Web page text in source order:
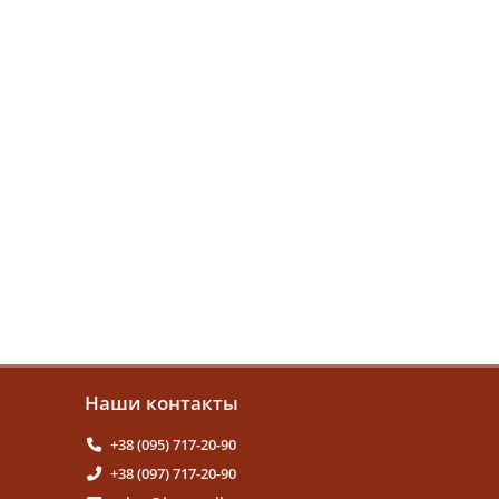
Наши контакты
+38 (095) 717-20-90
+38 (097) 717-20-90